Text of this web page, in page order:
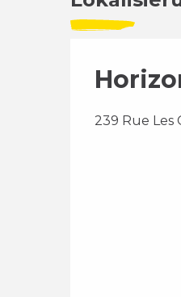
239 Rue Les